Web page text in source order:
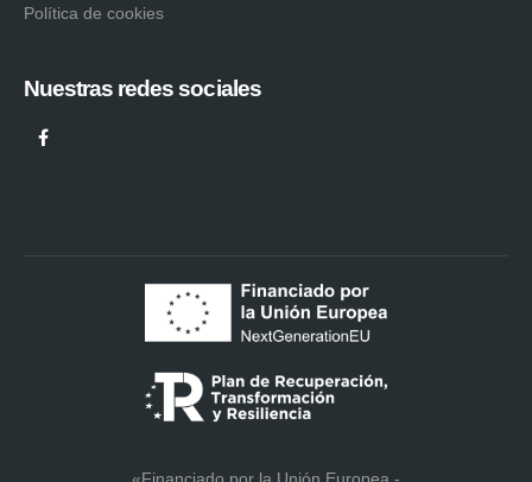
Política de cookies
Nuestras redes sociales